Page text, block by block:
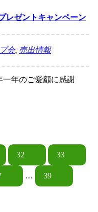
レゼントキャンペーン
会, 売出情報
一年のご愛顧に感謝
32 33
… 39